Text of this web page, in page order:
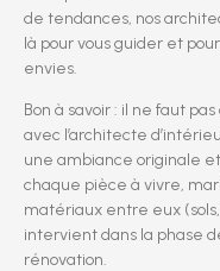
de tendances, nos
là pour vous guider et
envies.
Bon à savoir : il ne faut
avec l’architecte
une ambiance originale
chaque pièce à vivre,
matériaux entre eux
intervient dans la phase
rénovation.